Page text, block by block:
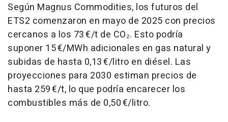
Según Magnus Commodities, los futuros del
ETS2 comenzaron en mayo de 2025 con precios
cercanos a los 73 €/t de CO₂. Esto podría
suponer 15 €/MWh adicionales en gas natural y
subidas de hasta 0,13 €/litro en diésel. Las
proyecciones para 2030 estiman precios de
hasta 259 €/t, lo que podría encarecer los
combustibles más de 0,50 €/litro.